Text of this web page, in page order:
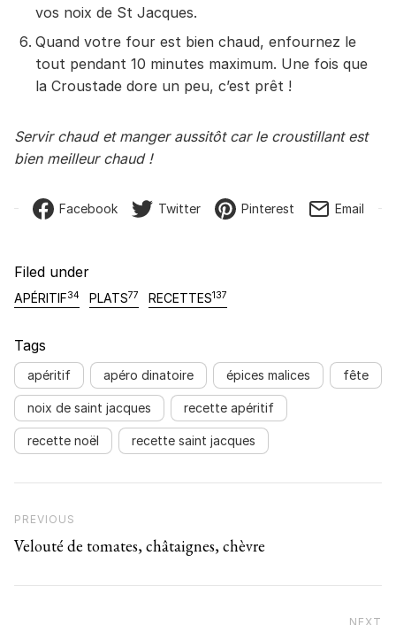
vos noix de St Jacques.
Quand votre four est bien chaud, enfournez le
tout pendant 10 minutes maximum. Une fois que
la Croustade dore un peu, c’est prêt !
Servir chaud et manger aussitôt car le croustillant est
bien meilleur chaud !
Facebook Twitter Pinterest Email
Filed under
APÉRITIF34 PLATS77 RECETTES137
Tags
apéritif apéro dinatoire épices malices fête
noix de saint jacques recette apéritif
recette noël recette saint jacques
Previous Post
PREVIOUS
Velouté de tomates, châtaignes, chèvre
NEXT